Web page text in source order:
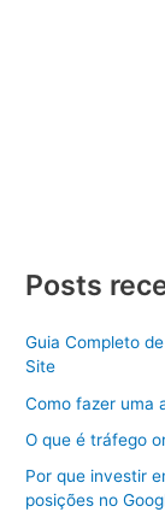
Site
Curitiba
Posts
Guia Completo
Site
Como fazer uma
O que é tráfego
Por que investir
posições no